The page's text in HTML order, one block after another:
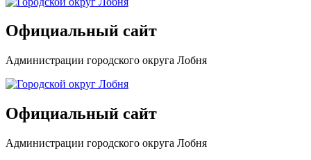
Официальный сайт
Администрации городского округа Лобня
Официальный сайт
Администрации городского округа Лобня